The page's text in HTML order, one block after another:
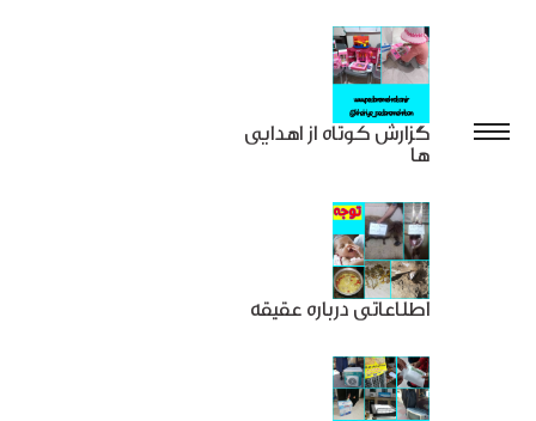
گزارش کوتاه از اهدایی
ها
اطلاعاتی درباره عقیقه